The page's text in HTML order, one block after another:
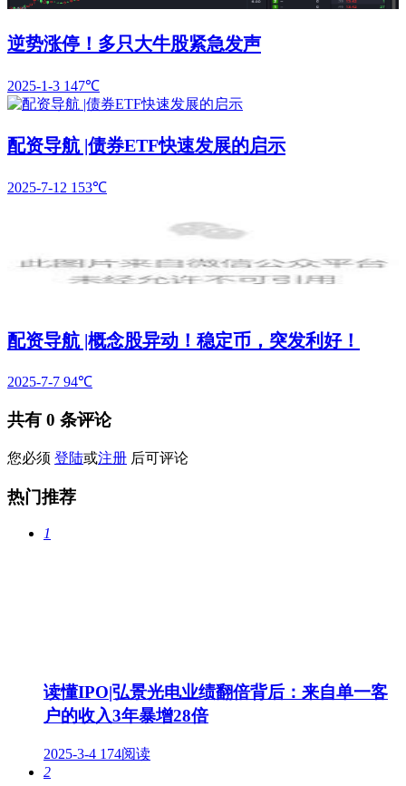
逆势涨停！多只大牛股紧急发声
2025-1-3 147℃
配资导航 |债券ETF快速发展的启示
2025-7-12 153℃
配资导航 |概念股异动！稳定币，突发利好！
2025-7-7 94℃
共有 0 条评论
您必须 登陆或注册 后可评论
热门推荐
1
读懂IPO|弘景光电业绩翻倍背后：来自单一客
户的收入3年暴增28倍
2025-3-4 174阅读
2